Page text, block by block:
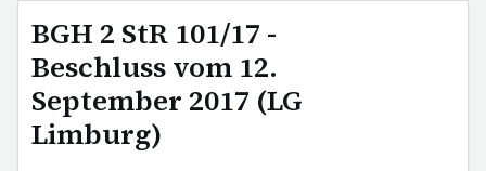
BGH 2 StR 101/17 -
Beschluss vom 12.
September 2017 (LG
Limburg)